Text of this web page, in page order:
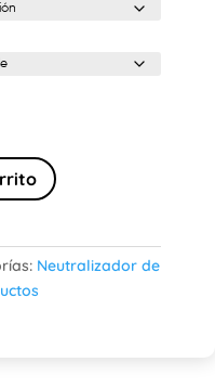
Neutralizador de